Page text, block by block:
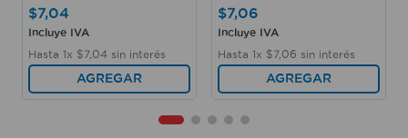
$7,04
Incluye IVA
Hasta 1x $7, 04 sin interés
AGREGAR
$7,06
Incluye IVA
Hasta 1x $7, 06 sin interés
AGREGAR